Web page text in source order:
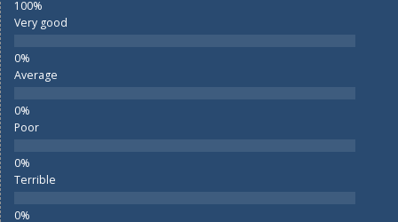
Very good
Average
Poor
Terrible